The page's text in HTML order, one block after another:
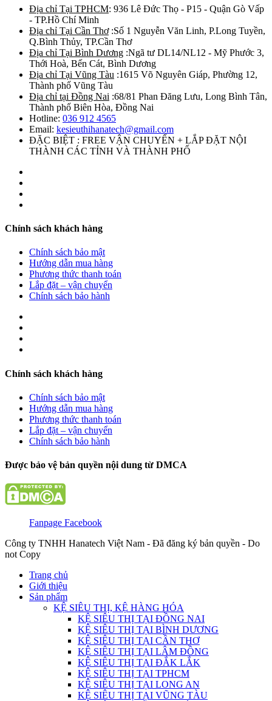
Địa chỉ Tại TPHCM: 936 Lê Đức Thọ - P15 - Quận Gò Vấp
- TP.Hồ Chí Minh
Địa chỉ Tại Cần Thơ:Số 1 Nguyễn Văn Linh, P.Long Tuyền,
Q.Bình Thủy, TP.Cần Thơ
Địa chỉ Tại Bình Dương :Ngã tư DL14/NL12 - Mỹ Phước 3,
Thới Hoà, Bến Cát, Bình Dương
Địa chỉ Tại Vũng Tàu :1615 Võ Nguyên Giáp, Phường 12,
Thành phố Vũng Tàu
Địa chỉ tại Đồng Nai :68/81 Phan Đăng Lưu, Long Bình Tân,
Thành phố Biên Hòa, Đồng Nai
Hotline: 036 912 4565
Email: kesieuthihanatech@gmail.com
ĐẶC BIỆT : FREE VẬN CHUYỂN + LẮP ĐẶT NỘI
THÀNH CÁC TỈNH VÀ THÀNH PHỐ
Chính sách khách hàng
Chính sách bảo mật
Hướng dẫn mua hàng
Phương thức thanh toán
Lắp đặt – vận chuyển
Chính sách bảo hành
Chính sách khách hàng
Chính sách bảo mật
Hướng dẫn mua hàng
Phương thức thanh toán
Lắp đặt – vận chuyển
Chính sách bảo hành
Được bảo vệ bản quyền nội dung từ DMCA
Fanpage Facebook
Công ty TNHH Hanatech Việt Nam - Đã đăng ký bản quyền - Do
not Copy
Trang chủ
Giới thiệu
Sản phẩm
KỆ SIÊU THỊ, KỆ HÀNG HÓA
KỆ SIÊU THỊ TẠI ĐỒNG NAI
KỆ SIÊU THỊ TẠI BÌNH DƯƠNG
KỆ SIÊU THỊ TẠI CẦN THƠ
KỆ SIÊU THỊ TẠI LÂM ĐỒNG
KỆ SIÊU THỊ TẠI ĐẮK LẮK
KỆ SIÊU THỊ TẠI TPHCM
KỆ SIÊU THỊ TẠI LONG AN
KỆ SIÊU THỊ TẠI VŨNG TÀU